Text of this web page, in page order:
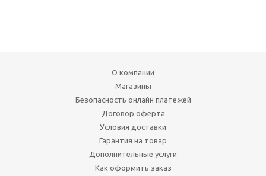
О компании
Магазины
Безопасность онлайн платежей
Договор оферта
Условия доставки
Гарантия на товар
Дополнительные услуги
Как оформить заказ